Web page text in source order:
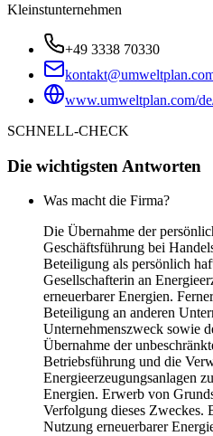
Kleinstunternehmen
+49 3338 70330
www.umweltplan.com/
SCHNELL-CHECK
Die wichtigsten Antworten
Was macht die Firma?
Die Übernahme der
Geschäftsführung bei
Beteiligung als persönlich
Gesellschafterin an
erneuerbarer Energien.
Beteiligung an anderen
Unternehmenszweck sowie
Übernahme der
Betriebsführung und die
Energieerzeugungsanlagen
Energien. Erwerb von
Verfolgung dieses Zweckes.
Nutzung erneuerbarer